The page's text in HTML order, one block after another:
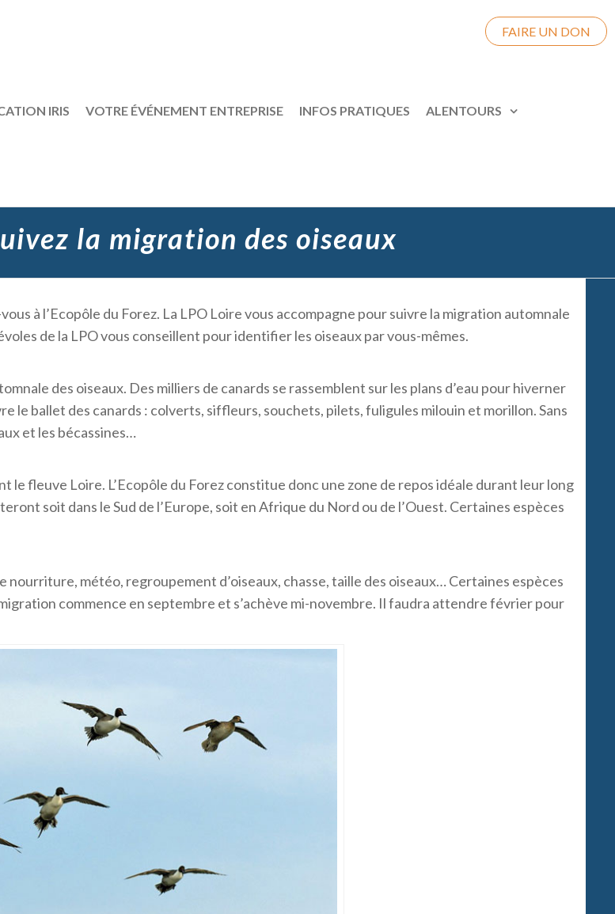
FAIRE UN DON
IRIS VOTRE ÉVÉNEMENT ENTREPRISE INFOS PRATIQUES ALENTOURS
la migration des oiseaux
à l’Ecopôle du Forez. La LPO Loire vous accompagne pour suivre la migration automnale
de la LPO vous conseillent pour identifier les oiseaux par vous-mêmes.
des oiseaux. Des milliers de canards se rassemblent sur les plans d’eau pour hiverner
le ballet des canards : colverts, siffleurs, souchets, pilets, fuligules milouin et morillon. Sans
et les bécassines…
le fleuve Loire. L’Ecopôle du Forez constitue donc une zone de repos idéale durant leur long
soit dans le Sud de l’Europe, soit en Afrique du Nord ou de l’Ouest. Certaines espèces
météo, regroupement d’oiseaux, chasse, taille des oiseaux… Certaines espèces
commence en septembre et s’achève mi-novembre. Il faudra attendre février pour